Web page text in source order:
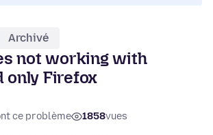
Archivé
not working with
only Firefox
ce problème 1858vues